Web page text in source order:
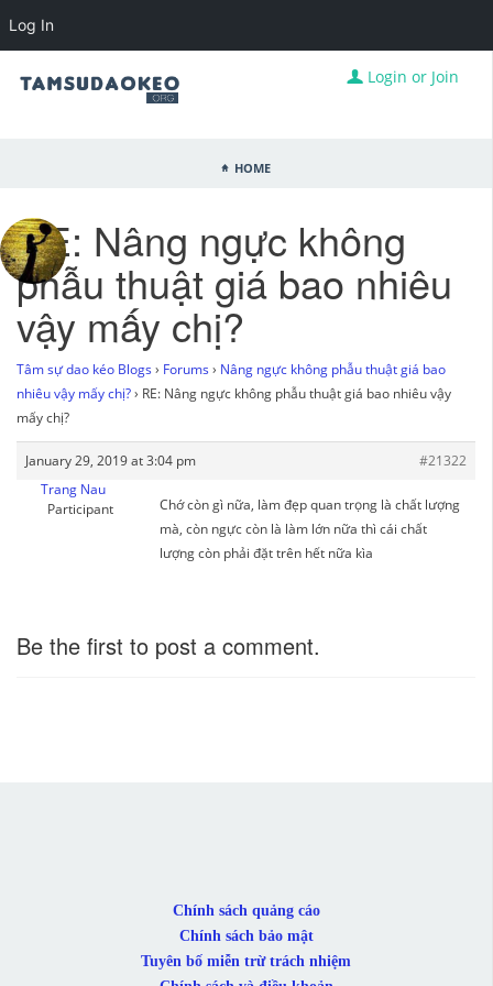
Login or Join
Home
RE: Nâng ngực không
phẫu thuật giá bao nhiêu
vậy mấy chị?
Tâm sự dao kéo Blogs › Forums › Nâng ngực không phẫu thuật giá bao
nhiêu vậy mấy chị?› RE: Nâng ngực không phẫu thuật giá bao nhiêu vậy
mấy chị?
January 29, 2019 at 3:04 pm
#21322
Trang Nau
Participant
Chớ còn gì nữa, làm đẹp quan trọng là chất lượng
mà, còn ngực còn là làm lớn nữa thì cái chất
lượng còn phải đặt trên hết nữa kìa
Be the first to post a comment.
Chính sách quảng cáo
Chính sách bảo mật
Tuyên bố miễn trừ trách nhiệm
Log In